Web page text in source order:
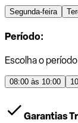
Segunda-feira
Período:
Escolha o
08:00 às 10:00
Garantias